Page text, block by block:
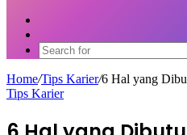
skin
Home/Tips Karier/6 Hal yang
Tips Karier